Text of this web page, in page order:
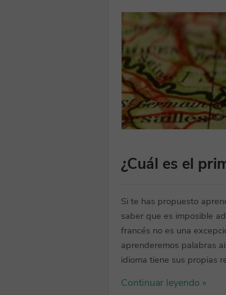
¿Cuál es el
Si te has propuesto
saber que es imposible
francés no es una
aprenderemos palabras
idioma tiene sus propias
Continuar leyendo »